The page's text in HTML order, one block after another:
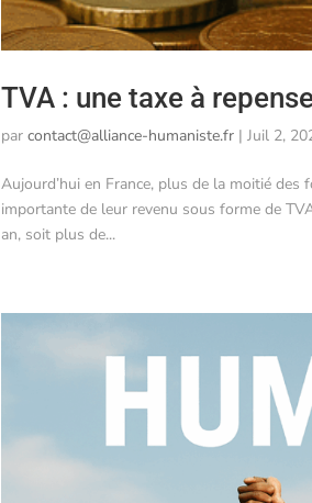
TVA : une taxe à
parcontact@alliance-humaniste.fr |Juil 2,
Aujourd’hui en France, plus de la moitié
importante de leur revenu sous forme de
an, soit plus de...